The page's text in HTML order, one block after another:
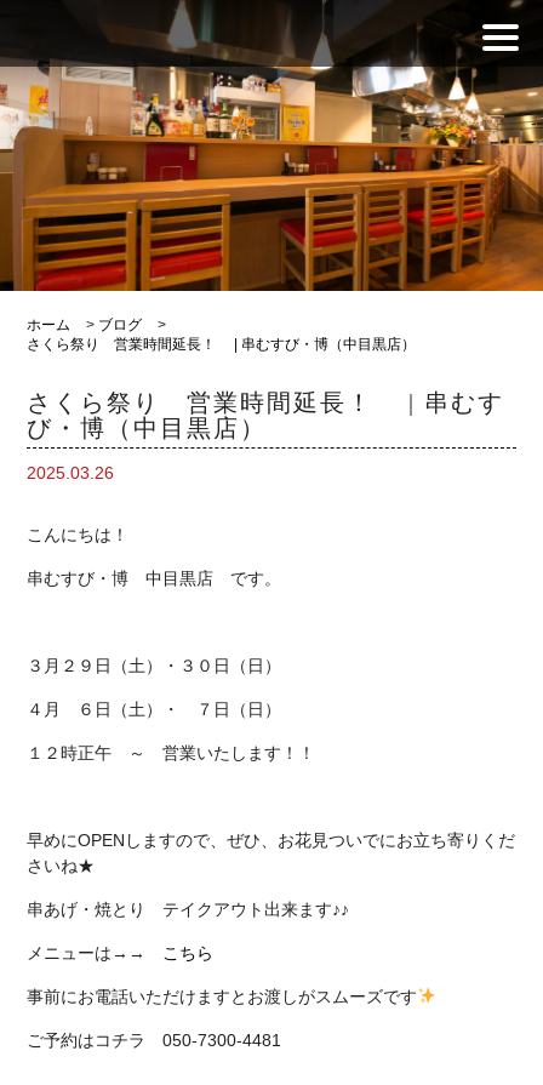
ホーム > ブログ
>
さくら祭り 営業時間延長！ | 串むすび・博（中目黒店）
さくら祭り 営業時間延長！ | 串むす
び・博（中目黒店）
2025.03.26
こんにちは！
串むすび・博 中目黒店 です。
３月２９日（土）・３０日（日）
４月 ６日（土）・ ７日（日）
１２時正午 ～ 営業いたします！！
早めにOPENしますので、ぜひ、お花見ついでにお立ち寄りくだ
さいね★
串あげ・焼とり テイクアウト出来ます♪♪
メニューは→→ こちら
事前にお電話いただけますとお渡しがスムーズです
ご予約はコチラ 050-7300-4481